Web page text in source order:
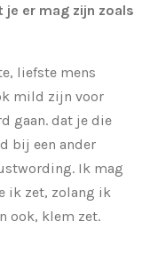
je er mag zijn zoals
liefste mens
mild zijn voor
gaan. dat je die
bij een ander
Ik mag
ik zet, zolang ik
ook, klem zet.